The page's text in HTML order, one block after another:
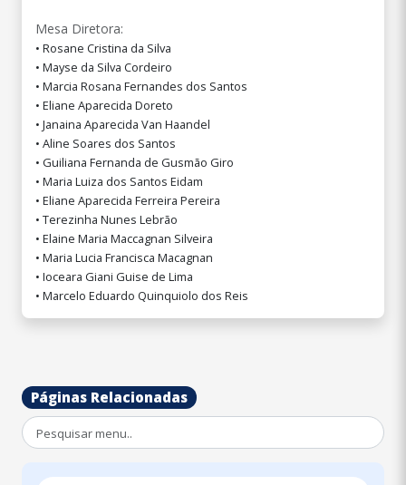
Mesa Diretora:
• Rosane Cristina da Silva
• Mayse da Silva Cordeiro
• Marcia Rosana Fernandes dos Santos
• Eliane Aparecida Doreto
• Janaina Aparecida Van Haandel
• Aline Soares dos Santos
• Guiliana Fernanda de Gusmão Giro
• Maria Luiza dos Santos Eidam
• Eliane Aparecida Ferreira Pereira
• Terezinha Nunes Lebrão
• Elaine Maria Maccagnan Silveira
• Maria Lucia Francisca Macagnan
• Ioceara Giani Guise de Lima
• Marcelo Eduardo Quinquiolo dos Reis
Páginas Relacionadas